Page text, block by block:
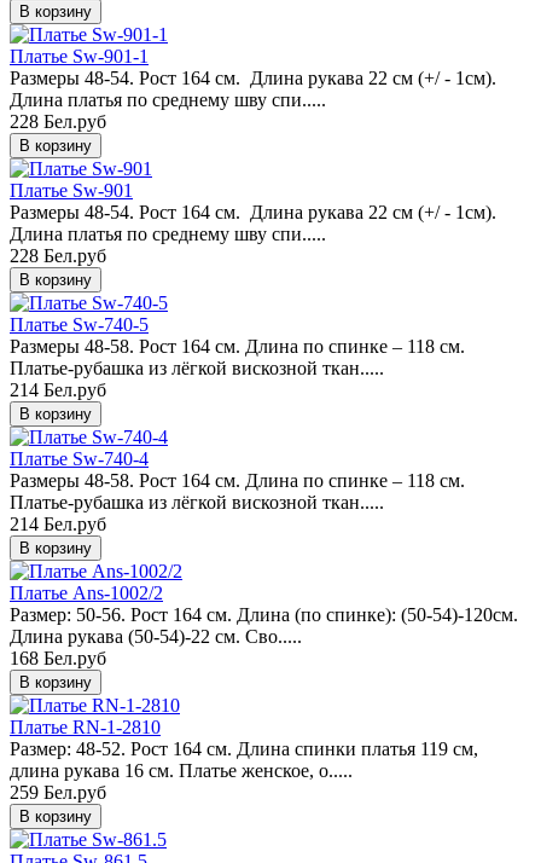
Платье Sw-901-1
Размеры 48-54. Рост 164 см. Длина рукава 22 см (+/ - 1см).
Длина платья по среднему шву спи.....
228 Бел.руб
Платье Sw-901
Размеры 48-54. Рост 164 см. Длина рукава 22 см (+/ - 1см).
Длина платья по среднему шву спи.....
228 Бел.руб
Платье Sw-740-5
Размеры 48-58. Рост 164 см. Длина по спинке – 118 см.
Платье-рубашка из лёгкой вискозной ткан.....
214 Бел.руб
Платье Sw-740-4
Размеры 48-58. Рост 164 см. Длина по спинке – 118 см.
Платье-рубашка из лёгкой вискозной ткан.....
214 Бел.руб
Платье Ans-1002/2
Размер: 50-56. Рост 164 см. Длина (по спинке): (50-54)-120см.
Длина рукава (50-54)-22 см. Сво.....
168 Бел.руб
Платье RN-1-2810
Размер: 48-52. Рост 164 см. Длина спинки платья 119 см,
длина рукава 16 см. Платье женское, о.....
259 Бел.руб